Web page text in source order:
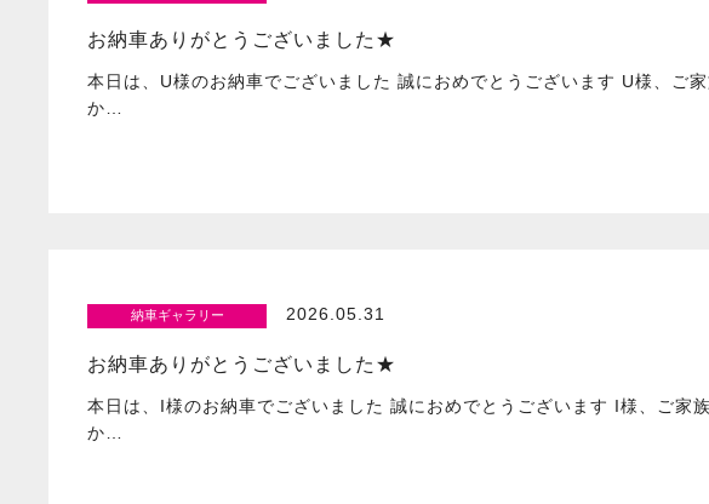
お納車ありがとうございました★
本日は、U様のお納車でございました 誠におめでとうございます U様、ご
か…
納車ギャラリー 2026.05.31
お納車ありがとうございました★
本日は、I様のお納車でございました 誠におめでとうございます I様、ご家
か…